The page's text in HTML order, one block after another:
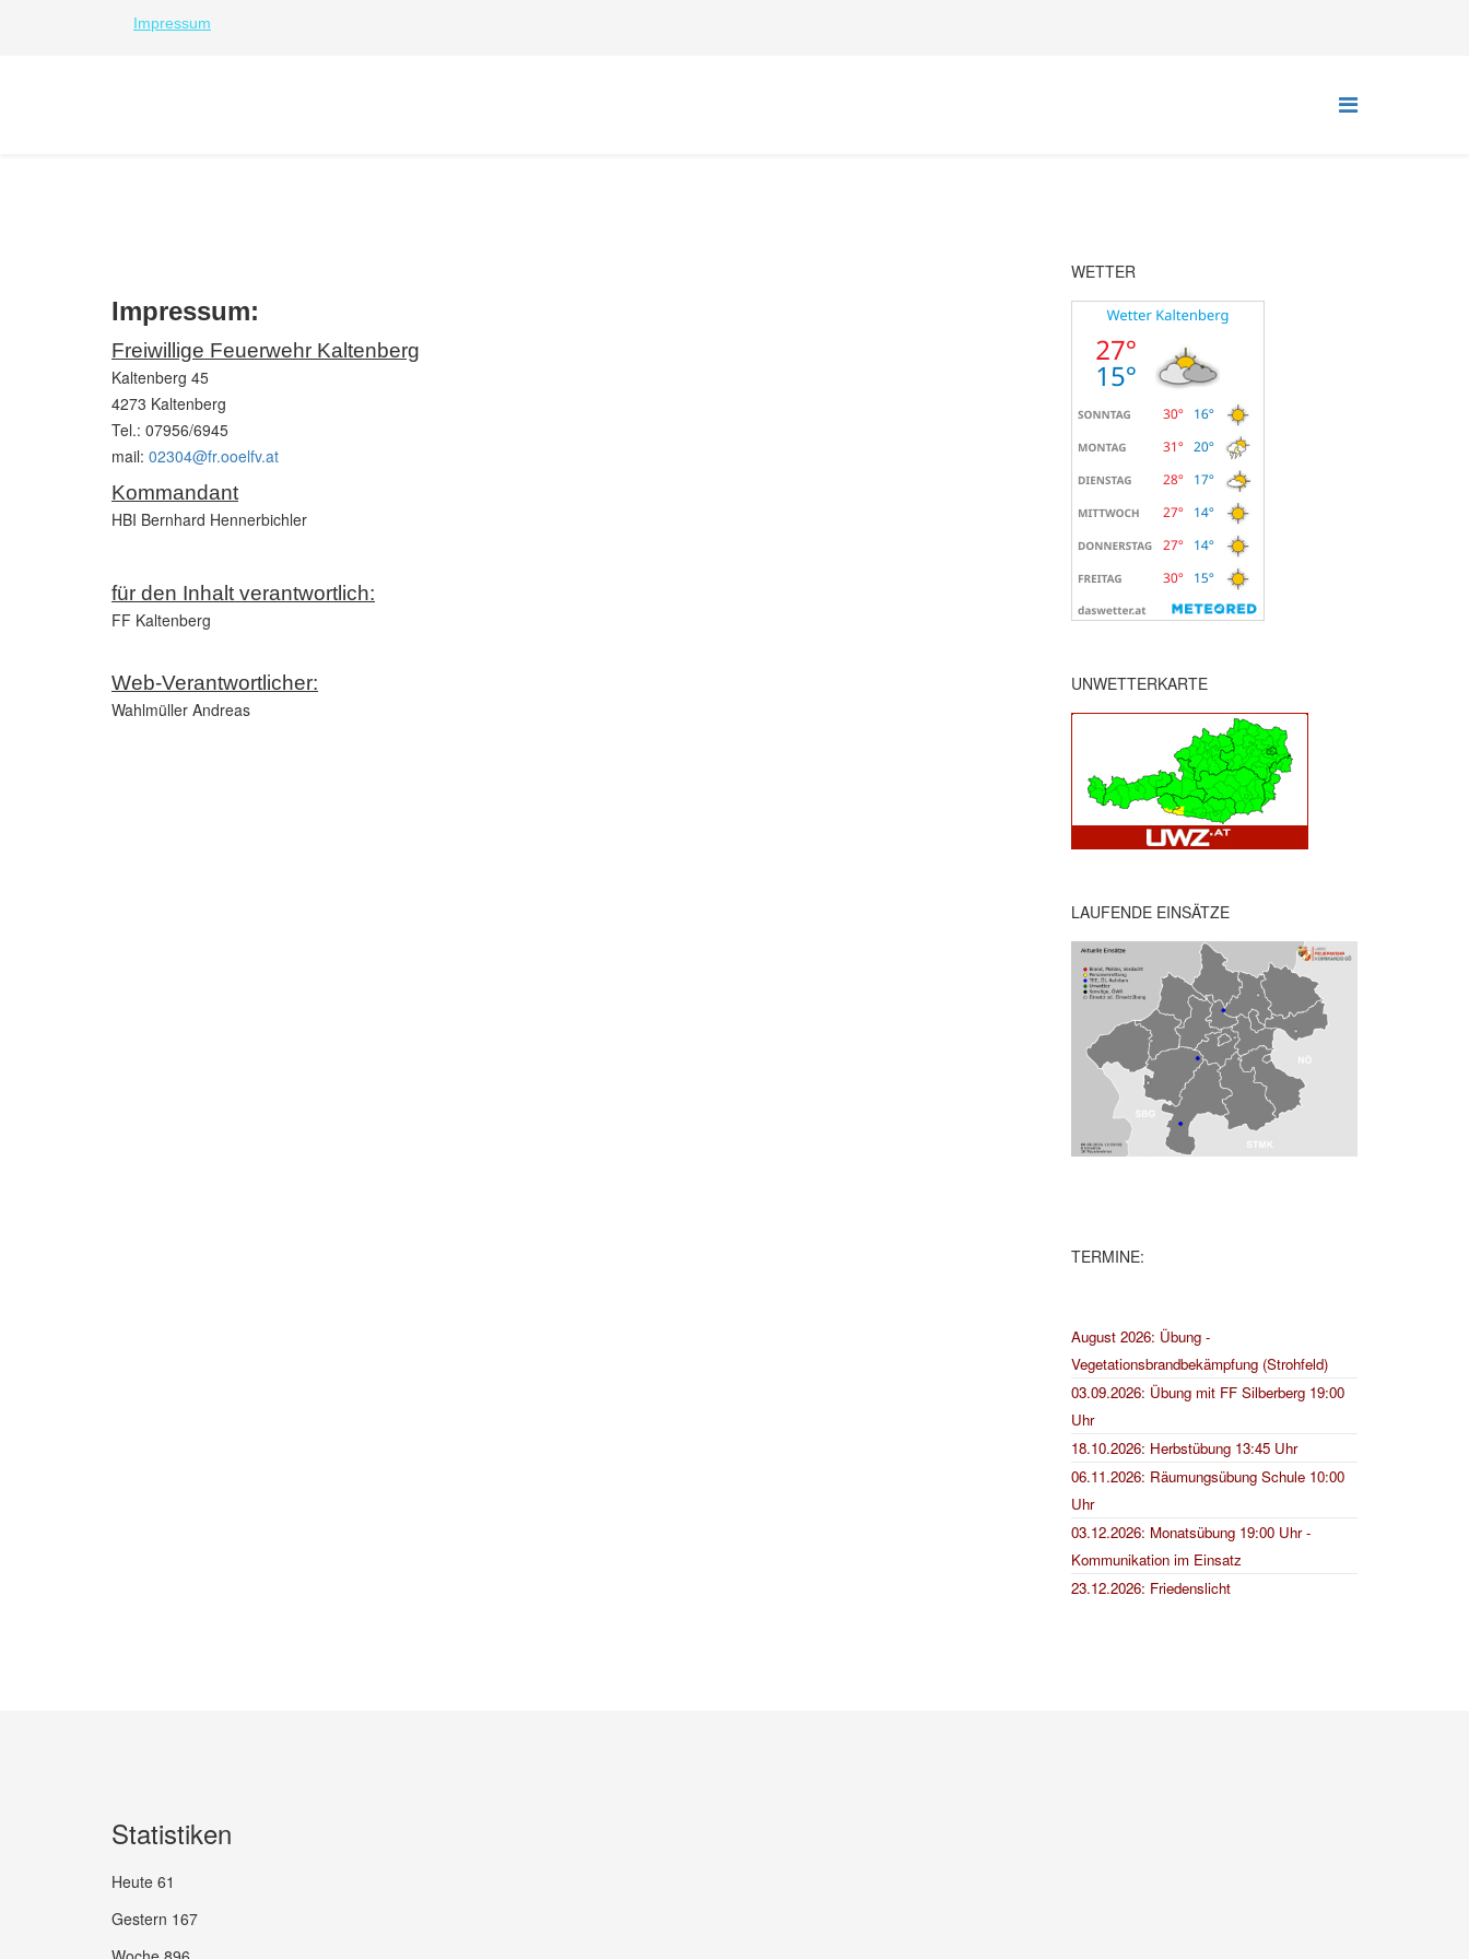
Impressum
Impressum:
Freiwillige Feuerwehr Kaltenberg
Kaltenberg 45
4273 Kaltenberg
Tel.: 07956/6945
mail: 02304@fr.ooelfv.at
Kommandant
HBI Bernhard Hennerbichler
für den Inhalt verantwortlich:
FF Kaltenberg
Web-Verantwortlicher:
Wahlmüller Andreas
WETTER
UNWETTERKARTE
LAUFENDE EINSÄTZE
TERMINE:
August 2026: Übung -
Vegetationsbrandbekämpfung (Strohfeld)
03.09.2026: Übung mit FF Silberberg 19:00
Uhr
18.10.2026: Herbstübung 13:45 Uhr
06.11.2026: Räumungsübung Schule 10:00
Uhr
03.12.2026: Monatsübung 19:00 Uhr -
Kommunikation im Einsatz
23.12.2026: Friedenslicht
Statistiken
Heute 61
Gestern 167